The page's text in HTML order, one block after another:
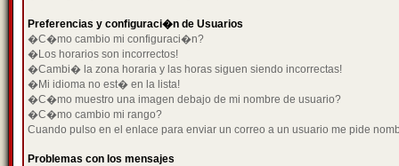
Preferencias y configuraci�n de Usuarios
�C�mo cambio mi configuraci�n?
�Los horarios son incorrectos!
�Cambi� la zona horaria y las horas siguen siendo incorrectas!
�Mi idioma no est� en la lista!
�C�mo muestro una imagen debajo de mi nombre de usuario?
�C�mo cambio mi rango?
Cuando pulso en el enlace para enviar un correo a un usuario me pide
Problemas con los mensajes